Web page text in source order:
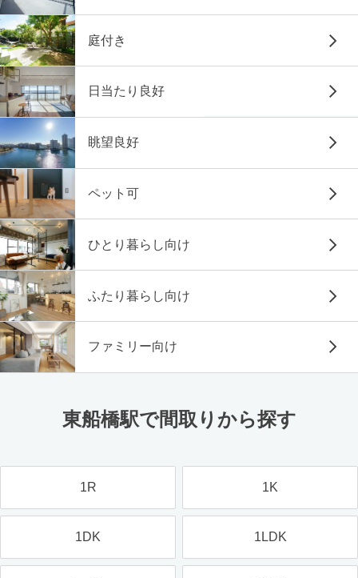
庭付き
日当たり良好
眺望良好
ペット可
ひとり暮らし向け
ふたり暮らし向け
ファミリー向け
東船橋駅で間取りから探す
1R 1K
1DK 1LDK